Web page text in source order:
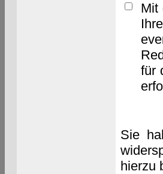
Mit
für
Sie
hierzu